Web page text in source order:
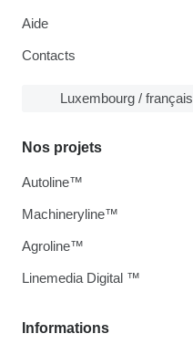
Aide
Contacts
Luxembourg / français
Informations
Nos projets
Autoline™
Machineryline™
Agroline™
Linemedia Digital ™